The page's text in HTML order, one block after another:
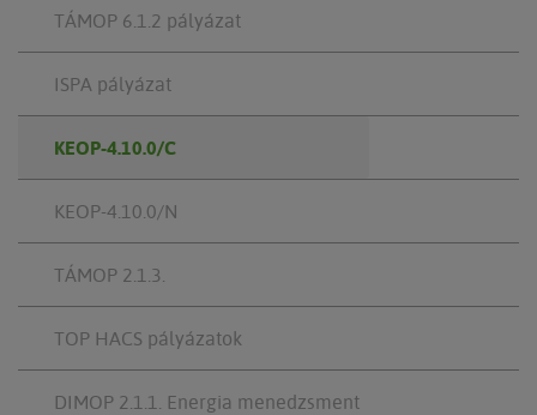
TÁMOP 6.1.2 pályázat
ISPA pályázat
KEOP-4.10.0/C
KEOP-4.10.0/N
TÁMOP 2.1.3.
TOP HACS pályázatok
DIMOP 2.1.1. Energia menedzsment